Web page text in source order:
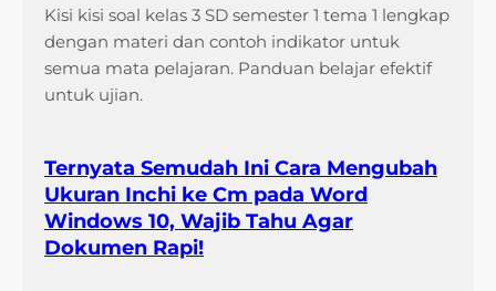
Kisi kisi soal kelas 3 SD semester 1 tema 1 lengkap
dengan materi dan contoh indikator untuk
semua mata pelajaran. Panduan belajar efektif
untuk ujian.
Ternyata Semudah Ini Cara Mengubah
Ukuran Inchi ke Cm pada Word
Windows 10, Wajib Tahu Agar
Dokumen Rapi!